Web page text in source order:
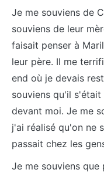
Je me souviens de
souviens de leur
faisait penser à
leur père. Il me
end où je devais
souviens qu'il
devant moi. Je me
j'ai réalisé qu'on ne
passait chez les
Je me souviens que